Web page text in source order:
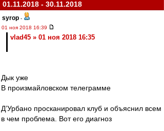
01.11.2018 - 30.11.2018
syrop -
01 ноя 2018 16:39
vlad45 » 01 ноя 2018 16:35
Дык уже
В произмайловском телеграмме
Д’Урбано просканировал клуб и объяснил всем
в чем проблема. Вот его диагноз